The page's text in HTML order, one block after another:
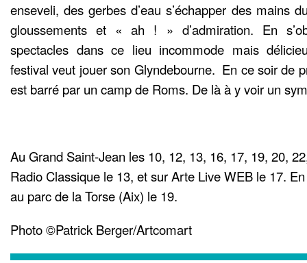
enseveli, des gerbes d’eau s’échapper des mains
gloussements et « ah ! » d’admiration. En
spectacles dans ce lieu incommode mais
festival veut jouer son Glyndebourne. En ce soir de
est barré par un camp de Roms. De là à y voir un
Au Grand Saint-Jean les 10, 12, 13, 16, 17, 19, 20,
Radio Classique le 13, et sur Arte Live WEB le 17.
au parc de la Torse (Aix) le 19.
Photo ©Patrick Berger/Artcomart